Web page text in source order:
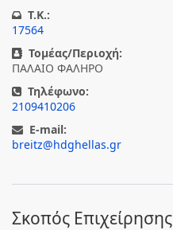
T.K.:
17564
Τομέας/Περιοχή:
ΠΑΛΑΙΟ ΦΑΛΗΡΟ
Τηλέφωνο:
2109410206
E-mail:
breitz@hdghellas.gr
Σκοπός Επιχείρησης